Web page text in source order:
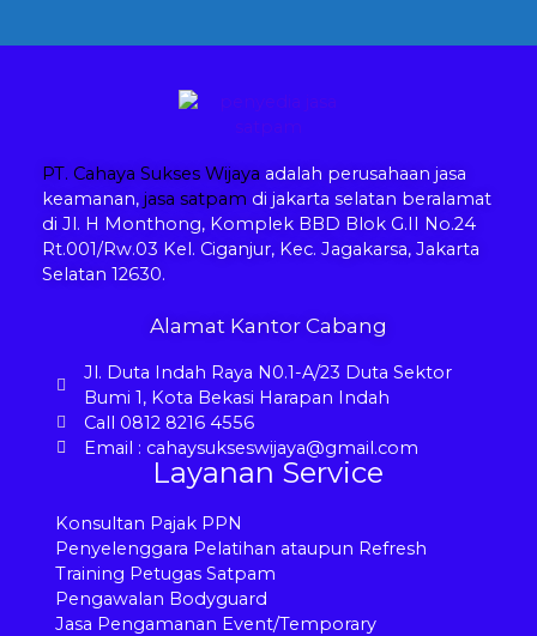
PT. Cahaya Sukses Wijaya adalah perusahaan jasa
keamanan, jasa satpam di jakarta selatan beralamat
di Jl. H Monthong, Komplek BBD Blok G.II No.24
Rt.001/Rw.03 Kel. Ciganjur, Kec. Jagakarsa, Jakarta
Selatan 12630.
Alamat Kantor Cabang
Jl. Duta Indah Raya N0.1-A/23 Duta Sektor
Bumi 1, Kota Bekasi Harapan Indah
Call 0812 8216 4556
Email : cahaysukseswijaya@gmail.com
Layanan Service
Konsultan Pajak PPN
Penyelenggara Pelatihan ataupun Refresh
Training Petugas Satpam
Pengawalan Bodyguard
Jasa Pengamanan Event/Temporary